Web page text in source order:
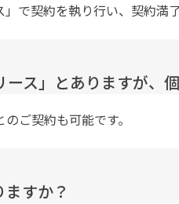
」で契約を執り行い、契約
ース」とありますが
ご契約も可能です。
すか？